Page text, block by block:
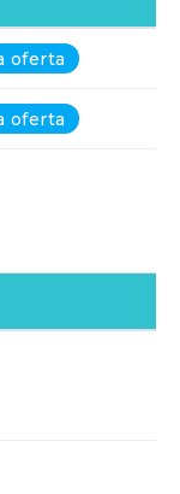
oferta
oferta